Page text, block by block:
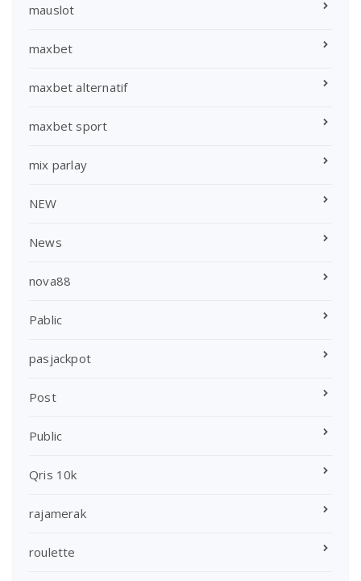
mauslot
maxbet
maxbet alternatif
maxbet sport
mix parlay
NEW
News
nova88
Pablic
pasjackpot
Post
Public
Qris 10k
rajamerak
roulette